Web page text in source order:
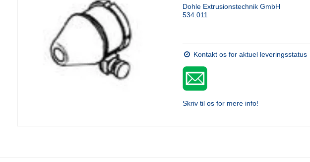
Dohle Extrusionstechnik GmbH
534.011
Kontakt os for aktuel leveringsstatus
Skriv til os for mere info!